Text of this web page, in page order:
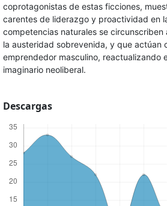
coprotagonistas de estas ficciones,
carentes de liderazgo y proactividad en
competencias naturales se
la austeridad sobrevenida, y que actúan
emprendedor masculino, reactualizando
imaginario neoliberal.
Descargas